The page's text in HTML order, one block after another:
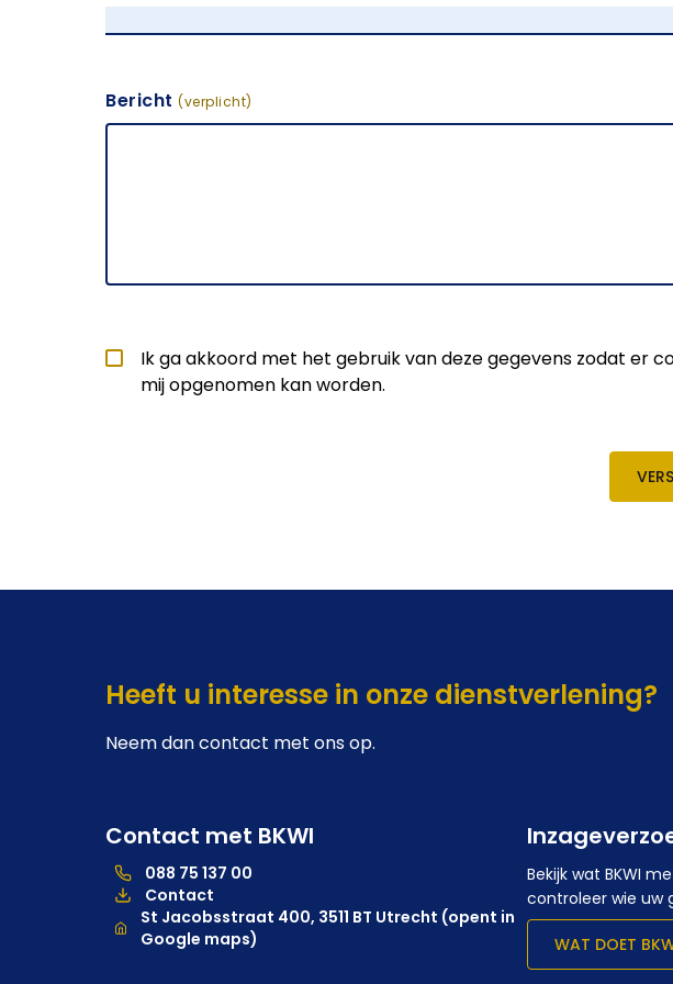
Bericht (verplicht)
Ik ga akkoord met het gebruik van deze gegevens zodat er
mij opgenomen kan worden.
Heeft u interesse in onze dienstverlening?
Neem dan contact met ons op.
Contact met BKWI
088 75 137 00
088 75 137 00, telefoonnummer hoofdkantoor
Contact
Locatie
St Jacobsstraat 400, 3511 BT Utrecht (opent in
Google maps)
Bekijk wat BKWI
controleer wie uw
WAT DOET